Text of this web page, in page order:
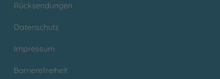
Rücksendungen
Datenschutz
Impressum
Barrierefreiheit